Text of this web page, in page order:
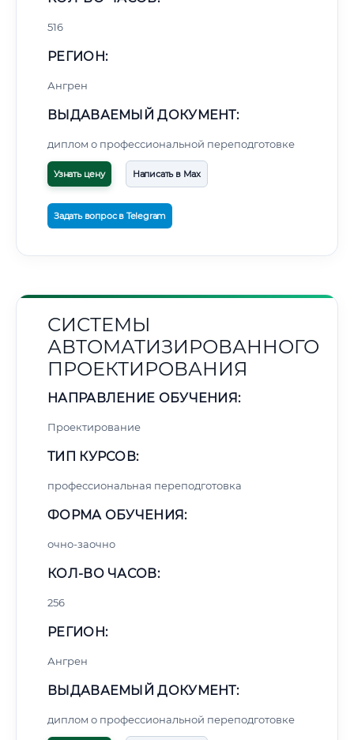
516
РЕГИОН:
Ангрен
ВЫДАВАЕМЫЙ ДОКУМЕНТ:
диплом о профессиональной переподготовке
Узнать цену Написать в Max
Задать вопрос в Telegram
СИСТЕМЫ
АВТОМАТИЗИРОВАННОГО
ПРОЕКТИРОВАНИЯ
НАПРАВЛЕНИЕ ОБУЧЕНИЯ:
Проектирование
ТИП КУРСОВ:
профессиональная переподготовка
ФОРМА ОБУЧЕНИЯ:
очно-заочно
КОЛ-ВО ЧАСОВ:
256
РЕГИОН:
Ангрен
ВЫДАВАЕМЫЙ ДОКУМЕНТ:
диплом о профессиональной переподготовке